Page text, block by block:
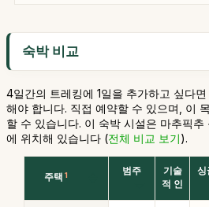
숙박 비교
4일간의 트레킹에 1일을 추가하고 싶다
해야 합니다. 직접 예약할 수 있으며, 이
할 수 있습니다. 이 숙박 시설은 마추픽
에 위치해 있습니다 (전체 비교 보기).
주택 1 범주
기술
적 인
싱